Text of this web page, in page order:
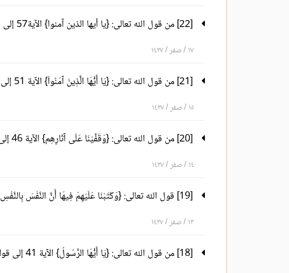
[22] من قول الله تعالى: {يا أيها الذين آمنوا} الآية57 إلى قوله تعالى: {لَبِئْسَ مَا كَانُواْ يَصْنَعُونَ} الآية 63
١٧ / صفر / ١٤٢٧
[21] من قول الله تعالى: {يَا أَيُّهَا الَّذِينَ آمَنُواْ} الآية 51 إلى قوله تعالى: {فَإِنَّ حِزْبَ اللّهِ هُمُ الْغَالِبُونَ} الآية 56
١٥ / صفر / ١٤٢٧
[20] من قول الله تعالى: {وَقَفَّيْنَا عَلَى آثَارِهِم} الآية 46 إلى قوله تعالى: {وَمَنْ أَحْسَنُ مِنَ اللّهِ حُكْمًا} الآية 50
١٤ / صفر / ١٤٢٧
[19] قول الله تعالى: {وَكَتَبْنَا عَلَيْهِمْ فِيهَا أَنَّ النَّفْسَ بِالنَّفْسِ} الآية 45
١٣ / صفر / ١٤٢٧
[18] من قول الله تعالى: {يَا أَيُّهَا الرَّسُولُ} الآية 41 إلى قوله تعالى: {فَأُوْلَـئِكَ هُمُ الْكَافِرُونَ} الآية 44